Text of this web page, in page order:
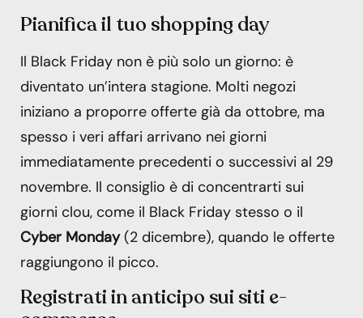
Pianifica il tuo shopping day
Il Black Friday non è più solo un giorno: è
diventato un’intera stagione. Molti negozi
iniziano a proporre offerte già da ottobre, ma
spesso i veri affari arrivano nei giorni
immediatamente precedenti o successivi al 29
novembre. Il consiglio è di concentrarti sui
giorni clou, come il Black Friday stesso o il
Cyber Monday(2 dicembre), quando le offerte
raggiungono il picco.
Registrati in anticipo sui siti e-